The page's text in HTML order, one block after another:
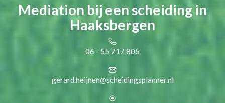
Mediation bij een scheiding in
Haaksbergen
06 - 55 717 805
gerard.heijnen@scheidingsplanner.nl